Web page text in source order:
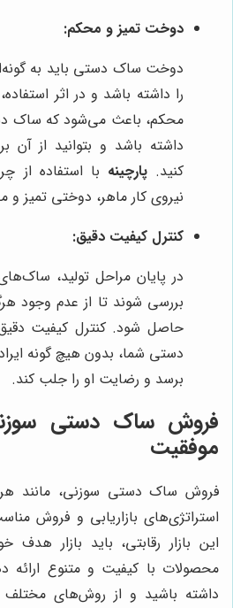
دوخت تمیز و محکم:
دوخت ساک دستی باید به
را داشته باشد و در اثر
محکم، باعث می‌شود که ساک
داشته باشد و بتوانید از آن
کنید.پارچینه با استفاده
نیروی کار ماهر، دوختی تمیز
کنترل کیفیت دقیق:
در پایان مراحل تولید،
بررسی شوند تا از عدم وجود
حاصل شود. کنترل کیفیت
دستی شما، بدون هیچ گونه
برسد و رضایت او را جلب کند.
فروش ساک دستی
موفقیت
فروش ساک دستی سوزنی، مانند هر
استراتژی‌های بازاریابی و فروش
این بازار رقابتی، باید بازار
محصولات با کیفیت و متنوع ارائه
داشته باشید و از روش‌های مختلف